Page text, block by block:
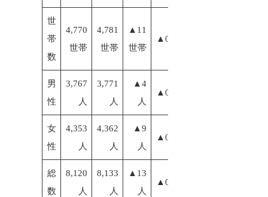
世
帯
数
4,770
世帯
4,781
世帯
▲11
世帯
▲0.23%
男
性
3,767
人
3,771
人
▲4
人
▲0.11%
女
性
4,353
人
4,362
人
▲9
人
▲0.21%
総
数
8,120
人
8,133
人
▲13
人
▲0.16%